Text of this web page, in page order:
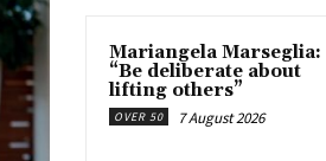
Mariangela Marseglia:
“Be deliberate about
lifting others”
OVER 50 7 August 2026